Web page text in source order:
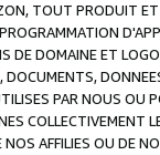
TOUT PRODUIT
DE DOMAINE ET
PAR NOUS OU
COLLECTIVEMENT
AFFILIES OU DE